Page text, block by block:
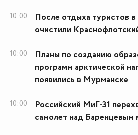
10:00
После отдыха туристов в
очистили
10:00
Планы по созданию
программ арктической
появились в Мурманске
10:00
Российский МиГ-31
самолет над Баренцевым